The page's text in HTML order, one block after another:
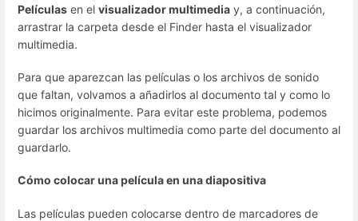
Películas en el visualizador multimedia y, a continuación,
arrastrar la carpeta desde el Finder hasta el visualizador
multimedia.
Para que aparezcan las películas o los archivos de sonido
que faltan, volvamos a añadirlos al documento tal y como lo
hicimos originalmente. Para evitar este problema, podemos
guardar los archivos multimedia como parte del documento al
guardarlo.
Cómo colocar una película en una diapositiva
Las películas pueden colocarse dentro de marcadores de